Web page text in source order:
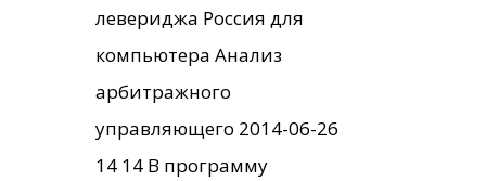
левериджа Россия для
компьютера Анализ
арбитражного
управляющего 2014-06-26
14 14 В программу